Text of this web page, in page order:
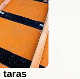
taras